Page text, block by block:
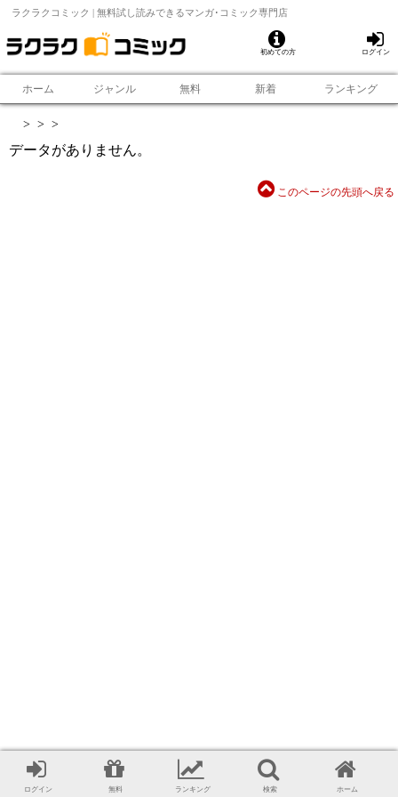
ラクラクコミック | 無料試し読みできるマンガ･コミック専門店
初めての方 ログイン
ホーム ジャンル 無料 新着 ランキング
> > >
データがありません。
このページの先頭へ戻る
ログイン 無料 ランキング 検索 ホーム